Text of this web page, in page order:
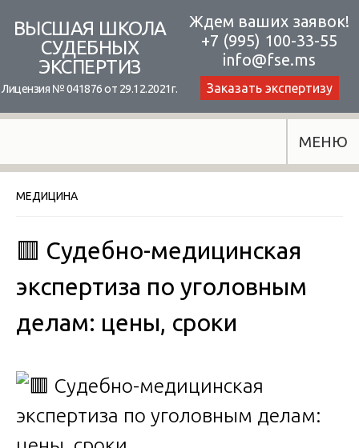
content
ВЫСШАЯ ШКОЛА
СУДЕБНЫХ
ЭКСПЕРТИЗ
Лицензия № 041876 от 29.12.2021г.
Ждем ваших заявок!
+7 (995) 100-33-55
info@fse.ms
Заказать экспертизу
МЕНЮ
МЕДИЦИНА
🟥 Судебно-медицинская
экспертиза по уголовным
делам: цены, сроки